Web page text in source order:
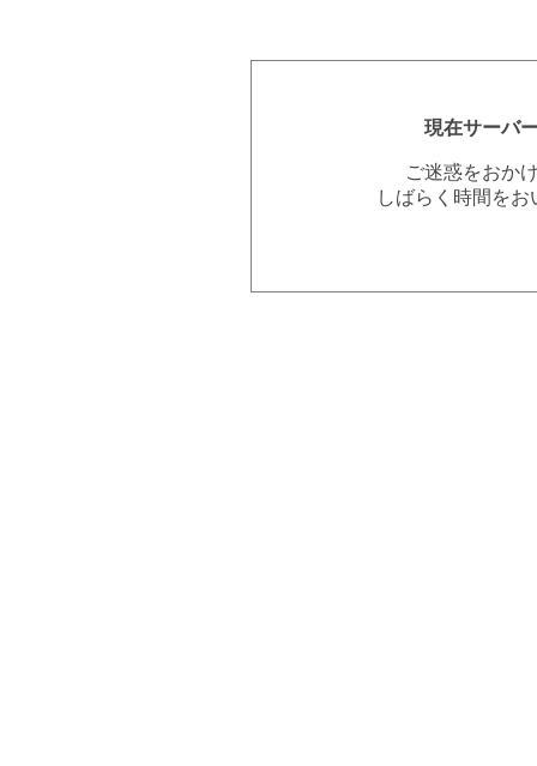
現在サーバ
ご迷惑をおか
しばらく時間を